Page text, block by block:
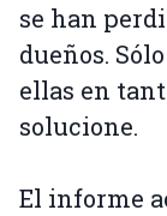
se han
dueños.
ellas en
solucione.
El informe